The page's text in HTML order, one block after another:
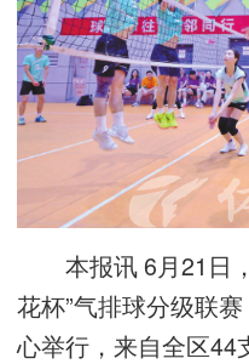
本报讯 6月21日，
花杯”气排球分级联
心举行，来自全区44